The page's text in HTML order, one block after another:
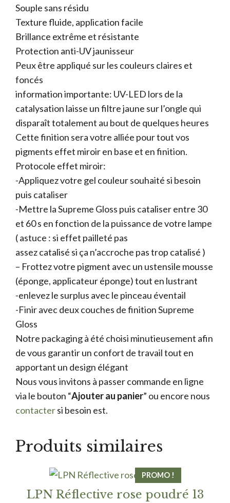
Souple sans résidu
Texture fluide, application facile
Brillance extrême et résistante
Protection anti-UV jaunisseur
Peux être appliqué sur les couleurs claires et
foncés
information importante: UV-LED lors de la
catalysation laisse un filtre jaune sur l’ongle qui
disparaît totalement au bout de quelques heures
Cette finition sera votre alliée pour tout vos
pigments effet miroir en base et en finition.
Protocole effet miroir:
-Appliquez votre gel couleur souhaité si besoin
puis cataliser
-Mettre la Supreme Gloss puis cataliser entre 30
et 60 s en fonction de la puissance de votre lampe
( astuce : si effet pailleté pas
assez catalisé si ça n’accroche pas trop catalisé )
– Frottez votre pigment avec un ustensile mousse
(éponge, applicateur éponge) tout en lustrant
-enlevez le surplus avec le pinceau éventail
-Finir avec deux couches de finition Supreme
Gloss
Notre packaging à été choisi minutieusement afin
de vous garantir un confort de travail tout en
apportant un design élégant
Nous vous invitons à passer commande en ligne
via le bouton “Ajouter au panier” ou encore nous
contactersi besoin est.
Produits similaires
PROMO !
LPN Réflective rose poudré 13